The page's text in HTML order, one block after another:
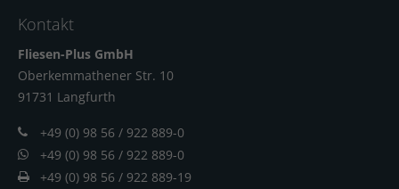
Kontakt
Fliesen-Plus GmbH
Oberkemmathener Str. 10
91731 Langfurth
+49 (0) 98 56 / 922 889-0
+49 (0) 98 56 / 922 889-0
+49 (0) 98 56 / 922 889-19